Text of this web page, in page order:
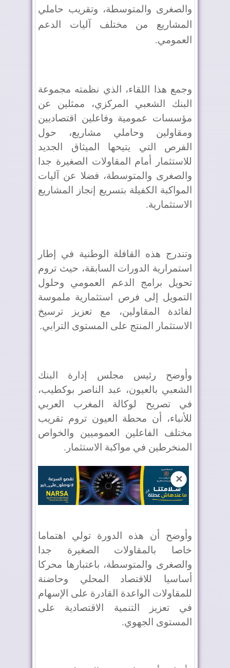
والصغرى والمتوسطة، وتقريب حاملي
المشاريع من مختلف آليات الدعم
العمومي.
وجمع هذا اللقاء، الذي نظمته مجموعة
البنك الشعبي المركزي، ممثلين عن
مؤسسات عمومية وفاعلين اقتصاديين
ومقاولين وحاملي مشاريع، حول
الفرص التي يتيحها الميثاق الجديد
للاستثمار أمام المقاولات الصغيرة جدا
والصغرى والمتوسطة، فضلا عن آليات
المواكبة الكفيلة بتسريع إنجاز المشاريع
الاستثمارية.
وتندرج هذه القافلة الوطنية في إطار
استمرارية الدورات السابقة، حيث تروم
تحويل برامج الدعم العمومي وحلول
التمويل إلى فرص استثمارية ملموسة
لفائدة المقاولين، مع تعزيز ترسيخ
الاستثمار المنتج على المستوى الترابي.
وأوضح رئيس مجلس إدارة البنك
الشعبي بالعيون، عبد الناصر بوكطيب،
في تصريح لوكالة المغرب العربي
للأنباء، أن محطة العيون تروم تقريب
مختلف الفاعلين العموميين والخواص
المنخرطين في مواكبة الاستثمار.
✕
وأوضح أن هذه الدورة تولي اهتماما
خاصا بالمقاولات الصغيرة جدا
والصغرى والمتوسطة، باعتبارها محركا
أساسيا للاقتصاد المحلي وحاضنة
للمقاولات الواعدة القادرة على الإسهام
في تعزيز التنمية الاقتصادية على
المستوى الجهوي.